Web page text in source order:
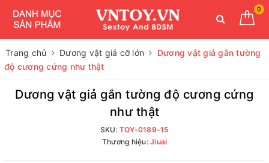
0
Trang chủ Dương vật giả cỡ lớn
Dương vật giả gắn tường
độ cương cứng như thật
Dương vật giả gắn tường độ cương cứng
như thật
SKU: TOY-0189-15
Thương hiệu: Jiuai